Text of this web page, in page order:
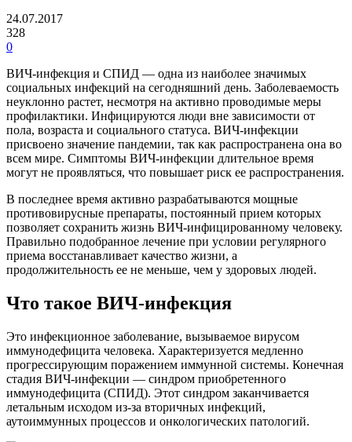
24.07.2017
328
0
ВИЧ-инфекция и СПИД — одна из наиболее значимых
социальных инфекций на сегодняшний день. Заболеваемость
неуклонно растeт, несмотря на активно проводимые меры
профилактики. Инфицируются люди вне зависимости от
пола, возраста и социального статуса. ВИЧ-инфекции
присвоено значение пандемии, так как распространена она во
всем мире. Симптомы ВИЧ-инфекции длительное время
могут не проявляться, что повышает риск еe распространения.
В последнее время активно разрабатываются мощные
противовирусные препараты, постоянный приeм которых
позволяет сохранить жизнь ВИЧ-инфицированному человеку.
Правильно подобранное лечение при условии регулярного
приeма восстанавливает качество жизни, а
продолжительность еe не меньше, чем у здоровых людей.
Что такое ВИЧ-инфекция
Это инфекционное заболевание, вызываемое вирусом
иммунодефицита человека. Характеризуется медленно
прогрессирующим поражением иммунной системы. Конечная
стадия ВИЧ-инфекции — синдром приобретенного
иммунодефицита (СПИД). Этот синдром заканчивается
летальным исходом из-за вторичных инфекций,
аутоиммунных процессов и онкологических патологий.